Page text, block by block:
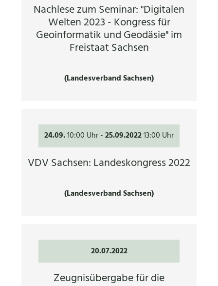
Nachlese zum Seminar: "Digitalen
Welten 2023 - Kongress für
Geoinformatik und Geodäsie" im
Freistaat Sachsen
(Landesverband Sachsen)
24.09.10:00 Uhr-25.09.202213:00 Uhr
VDV Sachsen: Landeskongress 2022
(Landesverband Sachsen)
20.07.2022
Zeugnisübergabe für die